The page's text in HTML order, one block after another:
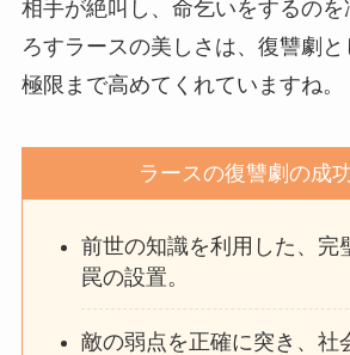
相手が絶叫し、命乞いをするの
ろすラースの美しさは、復讐劇
極限まで高めてくれていますね。
ラースの復讐劇の成
前世の知識を利用した、完
罠の設置。
敵の弱点を正確に突き、社